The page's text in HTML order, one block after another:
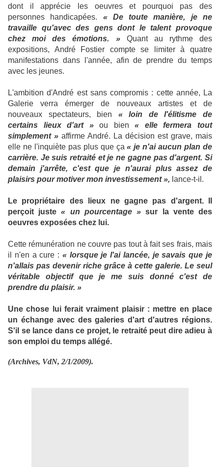
dont il apprécie les oeuvres et pourquoi pas des
personnes handicapées. « De toute manière, je ne
travaille qu'avec des gens dont le talent provoque
chez moi des émotions. »Quant au rythme des
expositions, André Fostier compte se limiter à quatre
manifestations dans l'année, afin de prendre du temps
avec les jeunes.
L'ambition d'André est sans compromis : cette année, La
Galerie verra émerger de nouveaux artistes et de
nouveaux spectateurs, bien « loin de l'élitisme de
certains lieux d'art »ou bien« elle fermera tout
simplement » affirme André. La décision est grave, mais
elle ne l'inquiète pas plus que ça« je n'ai aucun plan de
carrière. Je suis retraité et je ne gagne pas d'argent. Si
demain j'arrête, c'est que je n'aurai plus assez de
plaisirs pour motiver mon investissement », lance-t-il.
Le propriétaire des lieux ne gagne pas d'argent. Il
perçoit juste« un pourcentage » sur la vente des
oeuvres exposées chez lui.
Cette rémunération ne couvre pas tout à fait ses frais, mais
il n'en a cure : « lorsque je l'ai lancée, je savais que je
n'allais pas devenir riche grâce à cette galerie. Le seul
véritable objectif que je me suis donné c'est de
prendre du plaisir. »
Une chose lui ferait vraiment plaisir : mettre en place
un échange avec des galeries d'art d'autres régions.
S'il se lance dans ce projet, le retraité peut dire adieu à
son emploi du temps allégé.
(Archives, VdN, 2/1/2009).